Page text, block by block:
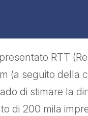
RTT
(a seguito della
di stimare la
di 200 mila